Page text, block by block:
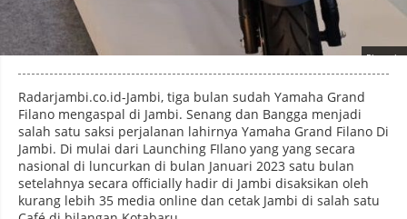
Photo by
Radarjambi.co.id-Jambi, tiga bulan sudah Yamaha Grand
Filano mengaspal di Jambi. Senang dan Bangga menjadi
salah satu saksi perjalanan lahirnya Yamaha Grand Filano Di
Jambi. Di mulai dari Launching FIlano yang yang secara
nasional di luncurkan di bulan Januari 2023 satu bulan
setelahnya secara officially hadir di Jambi disaksikan oleh
kurang lebih 35 media online dan cetak Jambi di salah satu